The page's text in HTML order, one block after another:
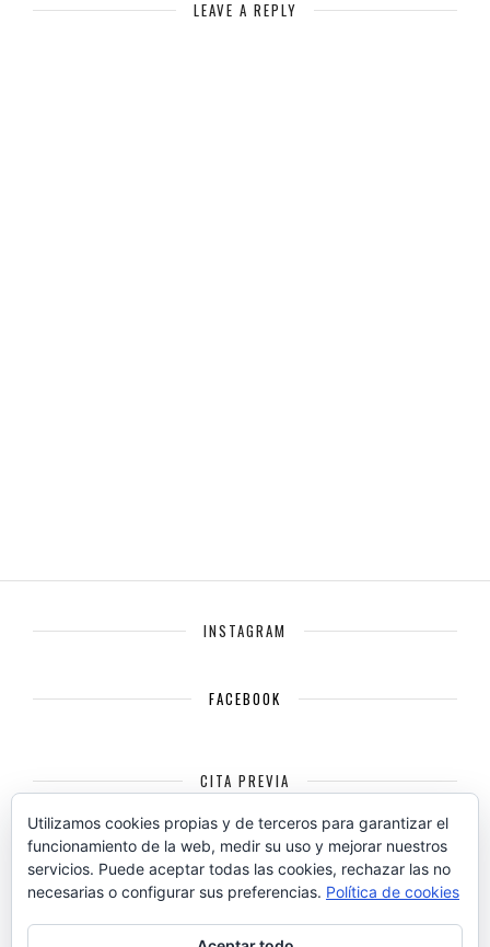
LEAVE A REPLY
INSTAGRAM
FACEBOOK
CITA PREVIA
Carolina Urtiaga Fotografía y Diseño
C/ Juan Pablo II, 10
Jaén23009
Utilizamos cookies propias y de terceros para garantizar el
funcionamiento de la web, medir su uso y mejorar nuestros
servicios. Puede aceptar todas las cookies, rechazar las no
necesarias o configurar sus preferencias. Política de cookies